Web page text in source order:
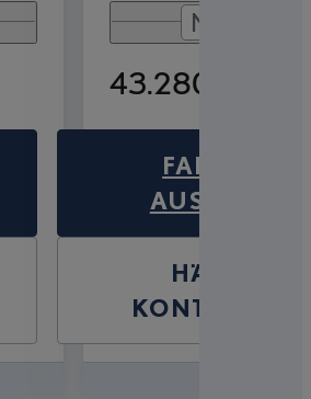
Mehr
43.280 €
FAHRZEUG
HÄNDLER